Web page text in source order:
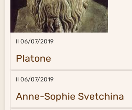
Il 06/07/2019
Platone
Il 06/07/2019
Anne-Sophie Svetchina